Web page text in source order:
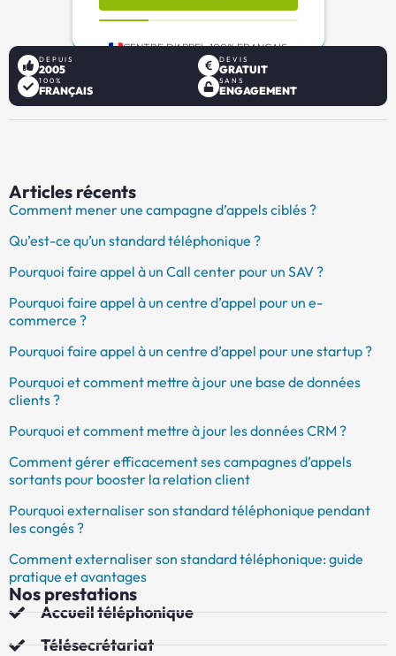
CENTRE D'APPEL 100% FRANÇAIS
DEPUIS
2005
DEVIS
GRATUIT
100%
FRANÇAIS
SANS
ENGAGEMENT
Articles récents
Comment mener une campagne d’appels ciblés ?
Qu’est-ce qu’un standard téléphonique ?
Pourquoi faire appel à un Call center pour un SAV ?
Pourquoi faire appel à un centre d’appel pour un e-
commerce ?
Pourquoi faire appel à un centre d’appel pour une startup ?
Pourquoi et comment mettre à jour une base de données
clients ?
Pourquoi et comment mettre à jour les données CRM ?
Comment gérer efficacement ses campagnes d’appels
sortants pour booster la relation client
Pourquoi externaliser son standard téléphonique pendant
les congés ?
Comment externaliser son standard téléphonique: guide
pratique et avantages
Nos prestations
Accueil téléphonique
Télésecrétariat